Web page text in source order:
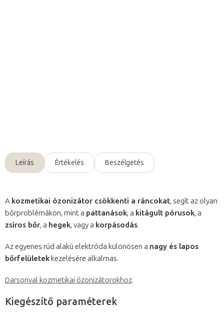
Leírás Értékelés Beszélgetés
A kozmetikai ózonizátor csökkenti a ráncokat, segít az olyan
bőrproblémákon, mint a pattanások, a kitágult pórusok, a
zsíros bőr, a hegek, vagy a korpásodás.
Az egyenes rúd alakú elektróda különösen a nagy és lapos
bőrfelületek kezelésére alkalmas.
Darsonval kozmetikai ózonizátorokhoz.
Kiegészítő paraméterek